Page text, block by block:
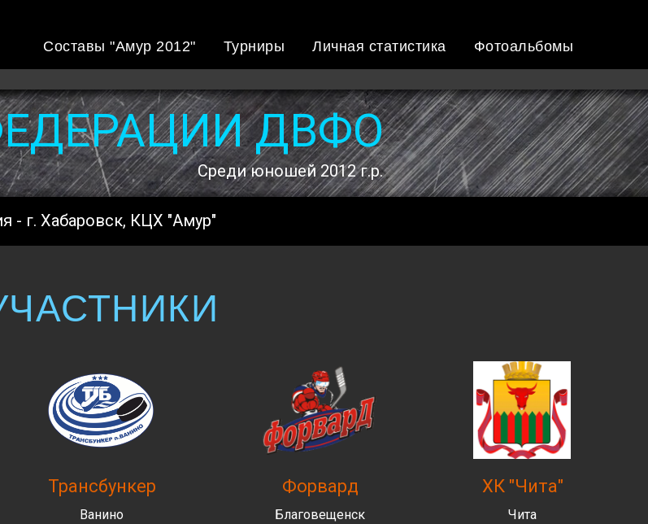
Составы "Амур 2012" Турниры Личная статистика Фотоальбомы
ДВФО
Среди юношей 2012 г.р.
- г. Хабаровск, КЦХ "Амур"
ХК "Чита"
Трансбункер Форвард
Ванино Благовещенск Чита